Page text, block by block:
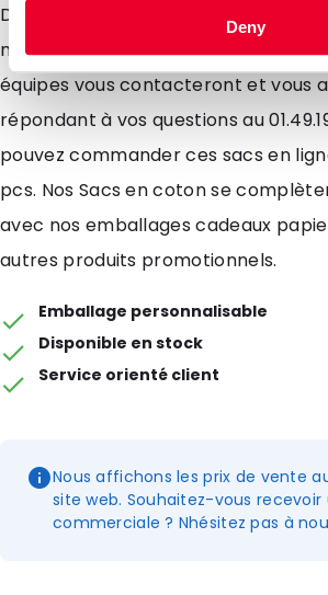
Deny
Demandez-nous un devis sans
nous ou envoyez-nous votre
équipes vous contacteront et vous
répondant à vos questions au
pouvez commander ces sacs en
pcs. Nos Sacs en coton se
avec nos emballages cadeaux
autres produits promotionnels.
Emballage personnalisable
Disponible en stock
Service orienté client
Nous affichons les prix de vente
site web. Souhaitez-vous
commerciale ? Nhésitez pas à